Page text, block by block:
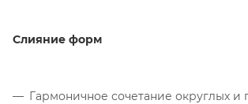
Слияние форм
Гармоничное сочетание округлых